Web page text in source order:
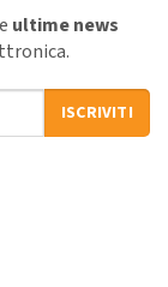
ultime news
ISCRIVITI